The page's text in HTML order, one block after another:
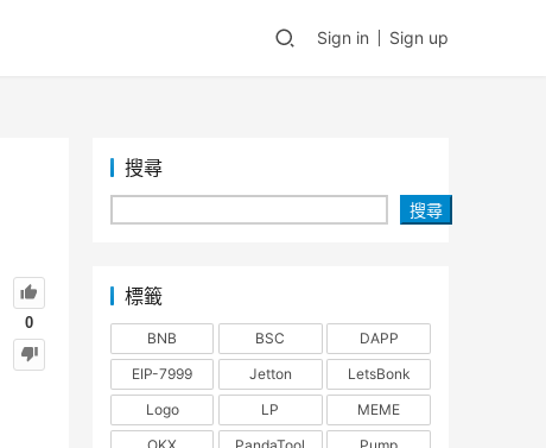
Sign in Sign up
0
搜尋
搜尋
標籤
BNB BSC
DAPP
EIP-7999
Jetton
LetsBonk
Logo
LP
MEME
OKX
PandaTool
Pump